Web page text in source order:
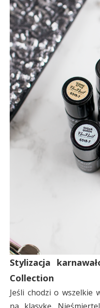
Stylizacja
Collection
Jeśli chodzi o wszelkie